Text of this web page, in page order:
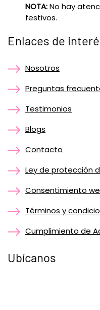
NOTA:No hay
festivos.
Enlaces de
Nosotros
Preguntas
Testimonios
Blogs
Contacto
Ley de protección
Consentimiento
Términos y
Cumplimiento de
Ubícanos